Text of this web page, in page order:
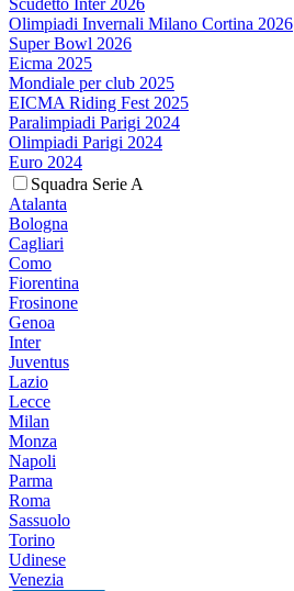
Scudetto Inter 2026
Olimpiadi Invernali Milano Cortina 2026
Super Bowl 2026
Eicma 2025
Mondiale per club 2025
EICMA Riding Fest 2025
Paralimpiadi Parigi 2024
Olimpiadi Parigi 2024
Euro 2024
Squadra Serie A
Atalanta
Bologna
Cagliari
Como
Fiorentina
Frosinone
Genoa
Inter
Juventus
Lazio
Lecce
Milan
Monza
Napoli
Parma
Roma
Sassuolo
Torino
Udinese
Venezia